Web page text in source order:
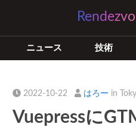
ニュース 技術
2022-10-22 はろー in
Vuepressに